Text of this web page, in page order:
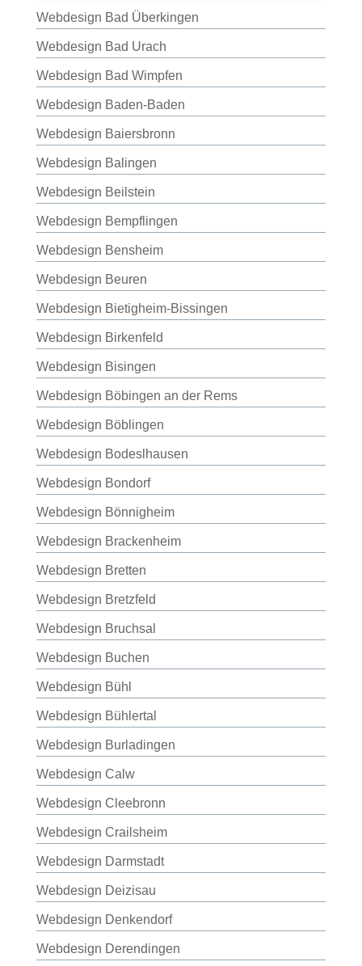
Webdesign Bad Überkingen
Webdesign Bad Urach
Webdesign Bad Wimpfen
Webdesign Baden-Baden
Webdesign Baiersbronn
Webdesign Balingen
Webdesign Beilstein
Webdesign Bempflingen
Webdesign Bensheim
Webdesign Beuren
Webdesign Bietigheim-Bissingen
Webdesign Birkenfeld
Webdesign Bisingen
Webdesign Böbingen an der Rems
Webdesign Böblingen
Webdesign Bodeslhausen
Webdesign Bondorf
Webdesign Bönnigheim
Webdesign Brackenheim
Webdesign Bretten
Webdesign Bretzfeld
Webdesign Bruchsal
Webdesign Buchen
Webdesign Bühl
Webdesign Bühlertal
Webdesign Burladingen
Webdesign Calw
Webdesign Cleebronn
Webdesign Crailsheim
Webdesign Darmstadt
Webdesign Deizisau
Webdesign Denkendorf
Webdesign Derendingen